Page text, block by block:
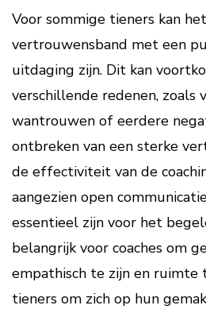
Voor sommige tieners kan
vertrouwensband met een
uitdaging zijn. Dit kan
verschillende redenen, zoals
wantrouwen of eerdere
ontbreken van een sterke
de effectiviteit van de
aangezien open
essentieel zijn voor het
belangrijk voor coaches om
empathisch te zijn en ruimte
tieners om zich op hun